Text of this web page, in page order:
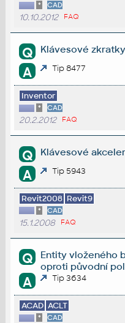
* CAD
10.10.2012 FAQ
Q Klávesové
A Tip 8477
Inventor
* CAD
20.2.2012 FAQ
Q Klávesové
A Tip 5943
Revit2008 Revit9
* CAD
15.1.2008 FAQ
Q
Entity vloženého
oproti původní
A Tip 3634
ACAD ACLT
* CAD